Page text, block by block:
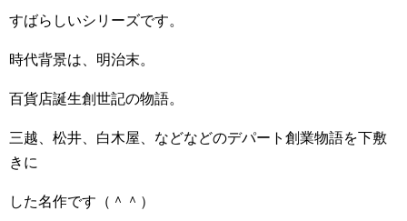
すばらしいシリーズです。
時代背景は、明治末。
百貨店誕生創世記の物語。
三越、松井、白木屋、などなどのデパート創業物語を下敷
きに
した名作です（＾＾）